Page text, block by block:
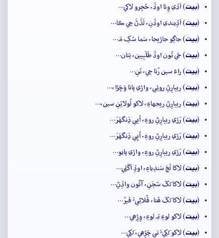
(بيت) اَڏي وِئا اوڏَ، حُجِرو لاکي…
(بيت) اَڏِيندي اوڏَنِ، لَڏَڻَ جِي ڪا…
(بيت) جاڳو جاڙيجا، سَما سُکِ مَ…
(بيت) جَي تُون اوڏَ طَلَبِيين، تِئان…
(بيت) راءَ سين رُٺا جٖي، تَنِ…
(بيت) ريٻارِڻِ روئِي، واڙي پاتا وَڇَڙا،…
(بيت) ريٻارِڻِ ريجهاءِ، لاکو لُولاٽِنِ سين،…
(بيت) رَڙي ريٻارِڻِ روءِ، اُڀي ڍَنگهَرَ…
(بيت) رَڙي ريٻارِڻِ روءِ، اُڀِي ڍَنگهَرَ…
(بيت) رَڙي ريٻارِڻِ روءِ، واڙي پايو…
(بيت) لاکا لَڄَ سَندِياءِ، اوڏِ اَگَلِي…
(بيت) لاکا لَکَ سُڄَنِ، آئُون واڏِڻِ…
(بيت) لاکا لَکَ ھُئا، ڦُلاڻِيءَ ڦيرُ…
(بيت) لاکو لوءِ بَہ لوءِ، وِڙِھي…
(بيت) لاکو لَکِيءَ تي چَڙِهي، لَکِي…